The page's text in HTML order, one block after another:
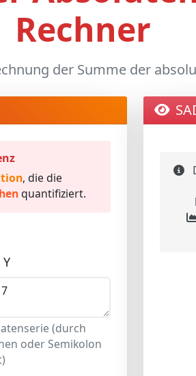
Rechner
der Summe der
, die die
quantifiziert.
(durch
oder Semikolon